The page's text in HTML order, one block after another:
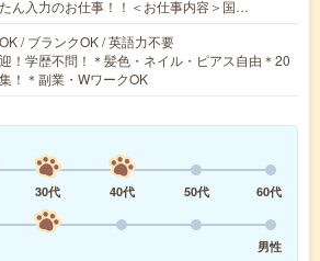
ん入力のお仕事！！＜お仕事内容＞国…
/ ブランクOK / 英語力不要
！学歴不問！＊髪色・ネイル・ピアス自由＊20
！＊副業・WワークOK
30代 40代 50代
60代
男性